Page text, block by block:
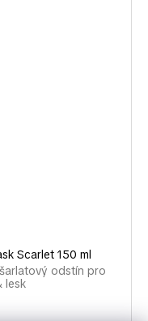
Scarlet 150 ml
odstín pro
lesk